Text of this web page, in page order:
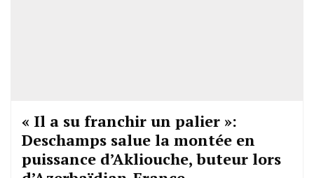
« Il a su franchir un palier »:
Deschamps salue la montée en
puissance d’Akliouche, buteur lors